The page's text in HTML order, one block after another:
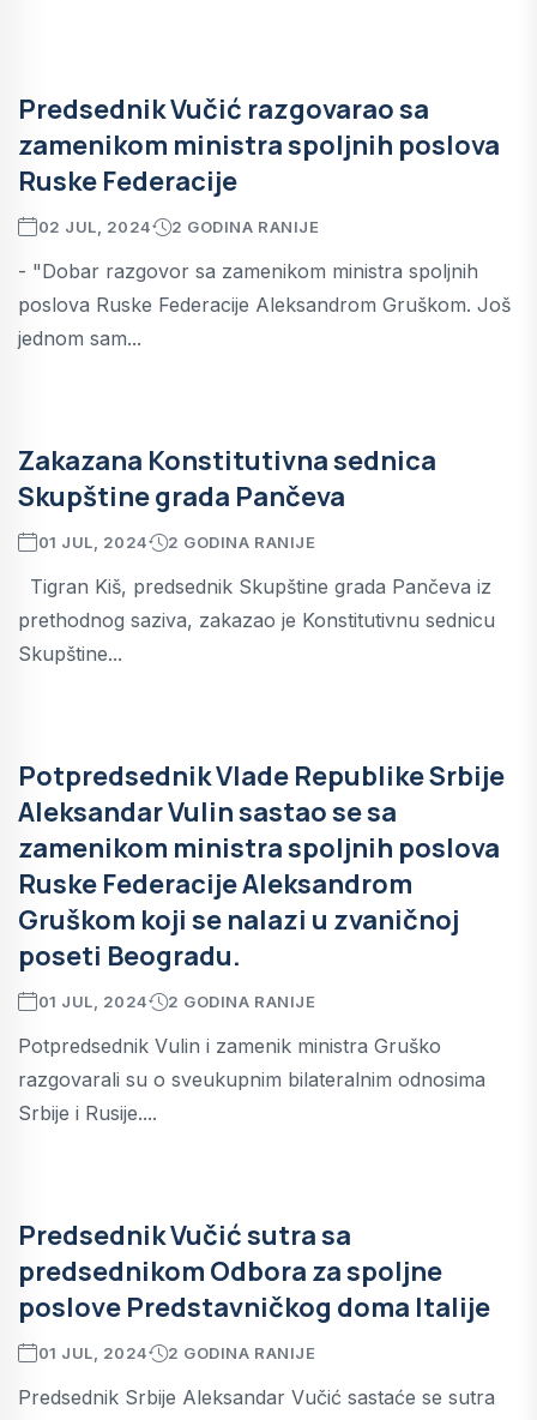
Predsednik Vučić razgovarao sa
zamenikom ministra spoljnih poslova
Ruske Federacije
02 JUL, 2024 2 GODINA RANIJE
- "Dobar razgovor sa zamenikom ministra spoljnih
poslova Ruske Federacije Aleksandrom Gruškom. Još
jednom sam...
Zakazana Konstitutivna sednica
Skupštine grada Pančeva
01 JUL, 2024 2 GODINA RANIJE
Tigran Kiš, predsednik Skupštine grada Pančeva iz
prethodnog saziva, zakazao je Konstitutivnu sednicu
Skupštine...
Potpredsednik Vlade Republike Srbije
Aleksandar Vulin sastao se sa
zamenikom ministra spoljnih poslova
Ruske Federacije Aleksandrom
Gruškom koji se nalazi u zvaničnoj
poseti Beogradu.
01 JUL, 2024 2 GODINA RANIJE
Potpredsednik Vulin i zamenik ministra Gruško
razgovarali su o sveukupnim bilateralnim odnosima
Srbije i Rusije....
Predsednik Vučić sutra sa
predsednikom Odbora za spoljne
poslove Predstavničkog doma Italije
01 JUL, 2024 2 GODINA RANIJE
Predsednik Srbije Aleksandar Vučić sastaće se sutra